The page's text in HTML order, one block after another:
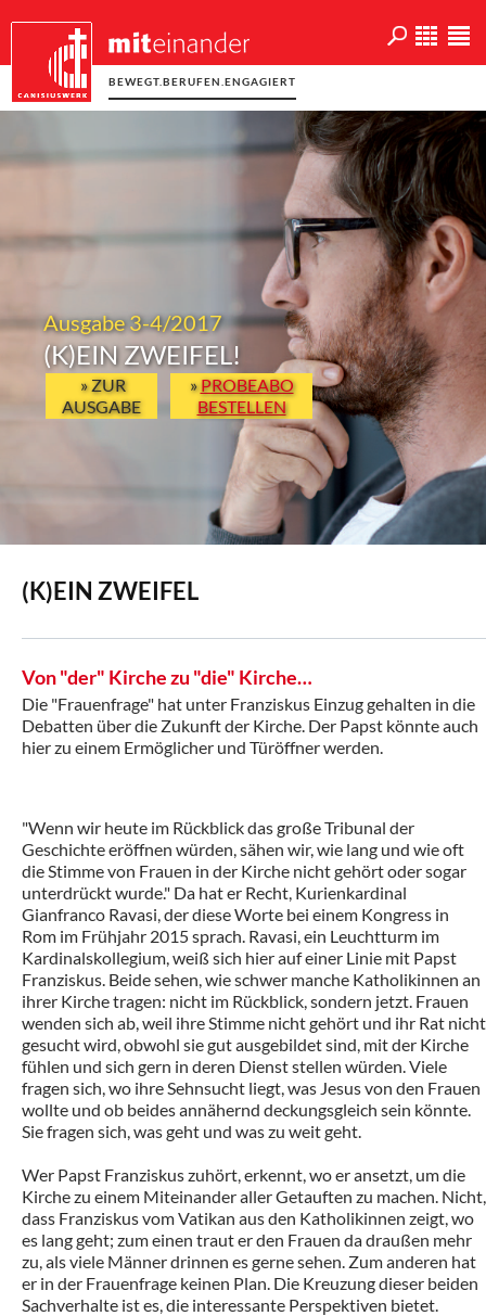
BEWEGT.BERUFEN.ENGAGIERT
Ausgabe 3-4/2017
(K)EIN ZWEIFEL!
» ZUR
AUSGABE
»PROBEABO
BESTELLEN
(K)EIN ZWEIFEL
Von "der" Kirche zu "die" Kirche…
Die "Frauenfrage" hat unter Franziskus Einzug gehalten in die
Debatten über die Zukunft der Kirche. Der Papst könnte auch
hier zu einem Ermöglicher und Türöffner werden.
"Wenn wir heute im Rückblick das große Tribunal der
Geschichte eröffnen würden, sähen wir, wie lang und wie oft
die Stimme von Frauen in der Kirche nicht gehört oder sogar
unterdrückt wurde." Da hat er Recht, Kurienkardinal
Gianfranco Ravasi, der diese Worte bei einem Kongress in
Rom im Frühjahr 2015 sprach. Ravasi, ein Leuchtturm im
Kardinalskollegium, weiß sich hier auf einer Linie mit Papst
Franziskus. Beide sehen, wie schwer manche Katholikinnen an
ihrer Kirche tragen: nicht im Rückblick, sondern jetzt. Frauen
wenden sich ab, weil ihre Stimme nicht gehört und ihr Rat nicht
gesucht wird, obwohl sie gut ausgebildet sind, mit der Kirche
fühlen und sich gern in deren Dienst stellen würden. Viele
fragen sich, wo ihre Sehnsucht liegt, was Jesus von den Frauen
wollte und ob beides annähernd deckungsgleich sein könnte.
Sie fragen sich, was geht und was zu weit geht.
Wer Papst Franziskus zuhört, erkennt, wo er ansetzt, um die
Kirche zu einem Miteinander aller Getauften zu machen. Nicht,
dass Franziskus vom Vatikan aus den Katholikinnen zeigt, wo
es lang geht; zum einen traut er den Frauen da draußen mehr
zu, als viele Männer drinnen es gerne sehen. Zum anderen hat
er in der Frauenfrage keinen Plan. Die Kreuzung dieser beiden
Sachverhalte ist es, die interessante Perspektiven bietet.